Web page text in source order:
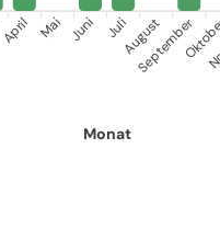
April Mai Juni JuliAugust
September
Monat